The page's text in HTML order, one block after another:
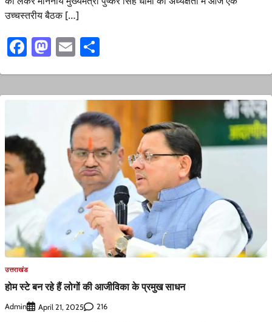
उच्चस्तरीय बैठक […]
Facebook
Mastodon
Email
उत्तराखंड
होम स्टे बन रहे हैं लोगों की आजीविका के प्रमुख साधन
Admin April 21, 2025 216